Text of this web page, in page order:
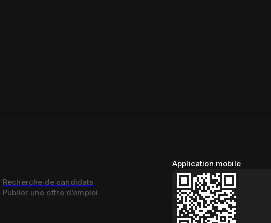
Recherche de candidats
Publier une offre d’emploi
Application mobile